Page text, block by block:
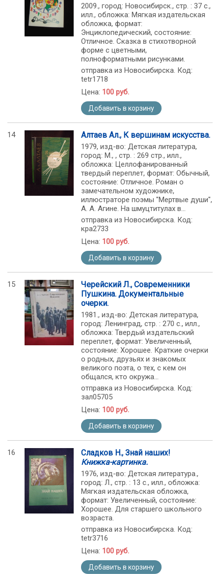
2009., город: Новосибирск., стр. : 37 с.,
илл., обложка: Мягкая издательская
обложка, формат:
Энциклопедический, состояние:
Отличное. Сказка в стихотворной
форме с цветными,
полноформатными рисунками.
отправка из Новосибирска. Код:
tetr1718
Цена: 100 руб.
Добавить в корзину
14 Алтаев Ал., К вершинам искусства.
1979, изд-во: Детская литература,
город: М., , стр. : 269 стр., илл.,
обложка: Целлофанированный
твердый переплет, формат: Обычный,
состояние: Отличное. Роман о
замечательном художнике,
иллюстраторе поэмы "Мертвые души",
А. А. Агине. На шмуцтитулах в...
отправка из Новосибирска. Код:
кра2733
Цена: 100 руб.
Добавить в корзину
15
Черейский Л., Современники
Пушкина. Документальные
очерки.
1981., изд-во: Детская литература,
город: Ленинград, стр. : 270 с., илл.,
обложка: Твердый издательский
переплет, формат: Увеличенный,
состояние: Хорошее. Краткие очерки
о родных, друзьях и знакомых
великого поэта, о тех, с кем он
общался, кто окружа...
отправка из Новосибирска. Код:
зал05705
Цена: 100 руб.
Добавить в корзину
16
Сладков Н., Знай наших!
Книжка-картинка.
1976, изд-во: Детская литература.,
город: Л., стр. : 13 с., илл., обложка:
Мягкая издательская обложка,
формат: Увеличенный, состояние:
Хорошее. Для старшего школьного
возраста.
отправка из Новосибирска. Код:
tetr3716
Цена: 100 руб.
Добавить в корзину